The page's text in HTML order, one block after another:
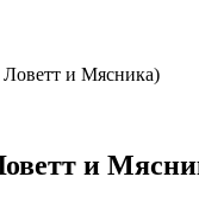
и Мясника)
и